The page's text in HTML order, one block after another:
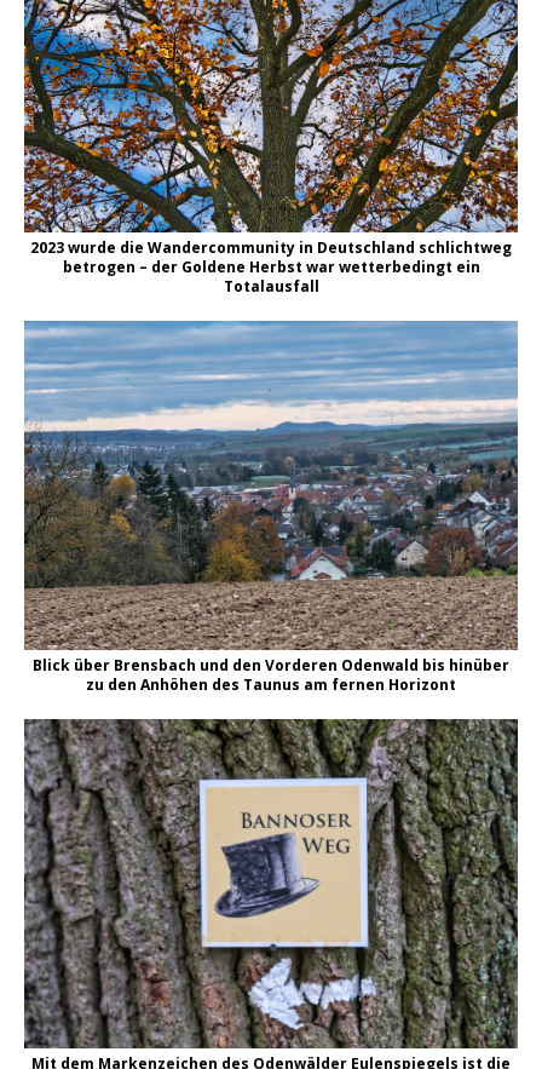
2023 wurde die Wandercommunity in Deutschland schlichtweg
betrogen – der Goldene Herbst war wetterbedingt ein
Totalausfall
Blick über Brensbach und den Vorderen Odenwald bis hinüber
zu den Anhöhen des Taunus am fernen Horizont
Mit dem Markenzeichen des Odenwälder Eulenspiegels ist die